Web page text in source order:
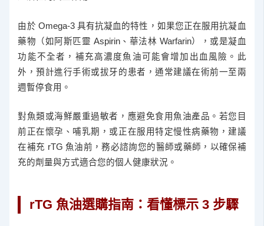
由於 Omega-3 具有抗凝血的特性，如果您正在服用抗凝血
藥物（如阿斯匹靈 Aspirin、華法林 Warfarin），或是凝血
功能不全者，補充高濃度魚油可能會增加出血風險。此
外，預計進行手術或拔牙的患者，通常建議在術前一至兩
週暫停食用。
對魚類或海鮮嚴重過敏者，應避免食用魚油產品。若您目
前正在懷孕、哺乳期，或正在服用特定慢性病藥物，建議
在補充 rTG 魚油前，務必諮詢您的醫師或藥師，以確保補
充的劑量與方式適合您的個人健康狀況。
rTG 魚油選購指南：看懂標示 3 步驟